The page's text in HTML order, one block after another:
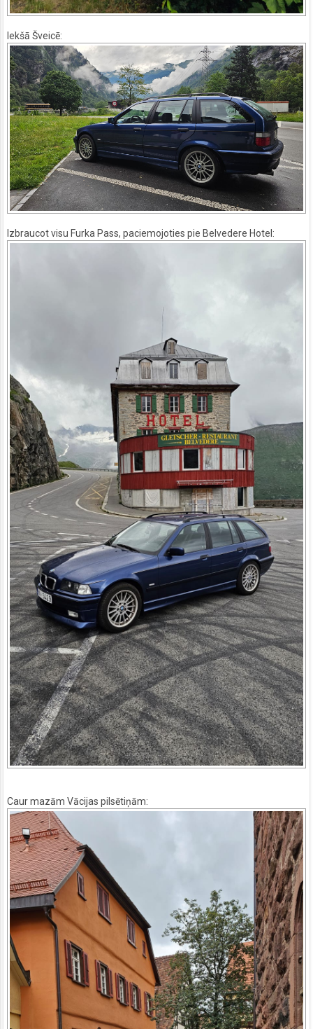
Iekšā Šveicē:
Izbraucot visu Furka Pass, paciemojoties pie Belvedere Hotel:
Caur mazām Vācijas pilsētiņām: